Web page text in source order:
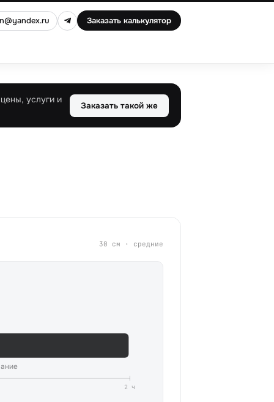
Заказать калькулятор
услуги и
Заказать такой же
30 см · средние
2 ч